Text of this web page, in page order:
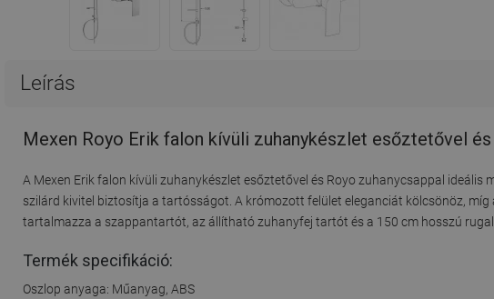
Leírás
Mexen Royo Erik falon kívüli zuhanykészlet esőztetővel
A Mexen Erik falon kívüli zuhanykészlet esőztetővel és Royo zuhanycsappal
szilárd kivitel biztosítja a tartósságot. A krómozott felület eleganciát kölcsönöz,
tartalmazza a szappantartót, az állítható zuhanyfej tartót és a 150 cm hosszú
Termék specifikáció:
Oszlop anyaga: Műanyag, ABS